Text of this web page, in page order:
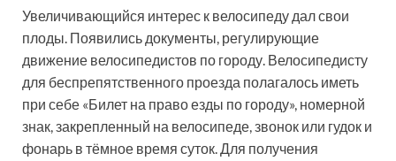
Увеличивающийся интерес к велосипеду дал свои
плоды. Появились документы, регулирующие
движение велосипедистов по городу. Велосипедисту
для беспрепятственного проезда полагалось иметь
при себе «Билет на право езды по городу», номерной
знак, закрепленный на велосипеде, звонок или гудок и
фонарь в тёмное время суток. Для получения